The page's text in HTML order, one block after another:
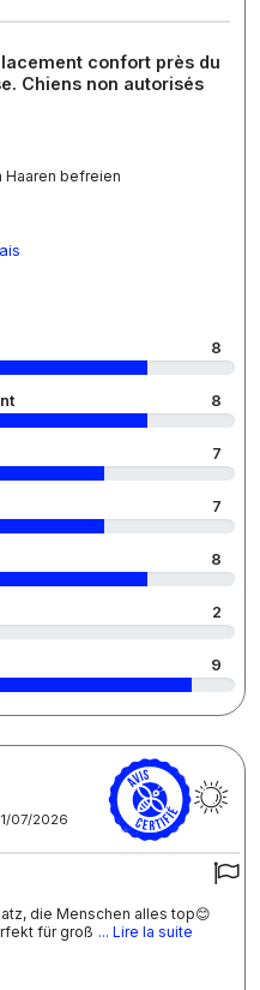
confort près du
Chiens non autorisés
befreien
8
8
7
7
8
2
9
07/2026
die Menschen alles top😊
für groß ... Lire la suite